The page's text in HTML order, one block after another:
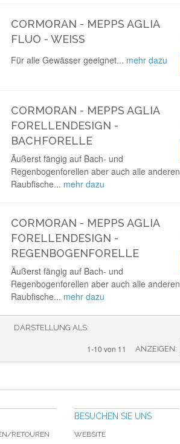
CORMORAN - MEPPS AGLIA
FLUO - WEISS
Für alle Gewässer geeignet... mehr dazu
CORMORAN - MEPPS AGLIA
FORELLENDESIGN -
BACHFORELLE
Äußerst fängig auf Bach- und
Regenbogenforellen aber auch alle anderen
Raubfische... mehr dazu
CORMORAN - MEPPS AGLIA
FORELLENDESIGN -
REGENBOGENFORELLE
Äußerst fängig auf Bach- und
Regenbogenforellen aber auch alle anderen
Raubfische... mehr dazu
DARSTELLUNG ALS
1-10 von 11 ANZEIGEN
RETOUREN
BESUCHEN SIE UNS
WEBSITE